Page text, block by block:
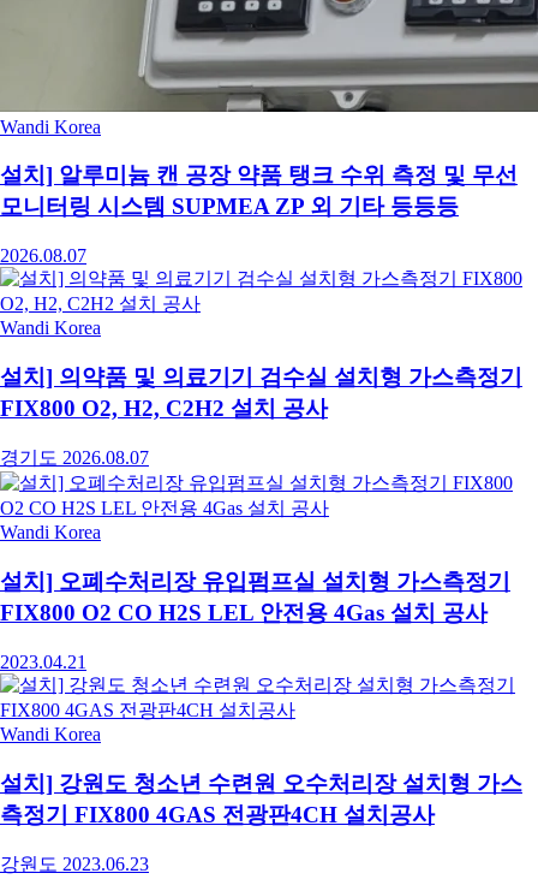
Wandi Korea
설치] 알루미늄 캔 공장 약품 탱크 수위 측정 및 무선
모니터링 시스템 SUPMEA ZP 외 기타 등등등
2026.08.07
Wandi Korea
설치] 의약품 및 의료기기 검수실 설치형 가스측정기
FIX800 O2, H2, C2H2 설치 공사
경기도 2026.08.07
Wandi Korea
설치] 오폐수처리장 유입펌프실 설치형 가스측정기
FIX800 O2 CO H2S LEL 안전용 4Gas 설치 공사
2023.04.21
Wandi Korea
설치] 강원도 청소년 수련원 오수처리장 설치형 가스
측정기 FIX800 4GAS 전광판4CH 설치공사
강원도 2023.06.23